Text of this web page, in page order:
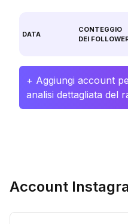
DATA
CONTEGGIO
DEI
+ Aggiungi account
analisi dettagliata del
Account